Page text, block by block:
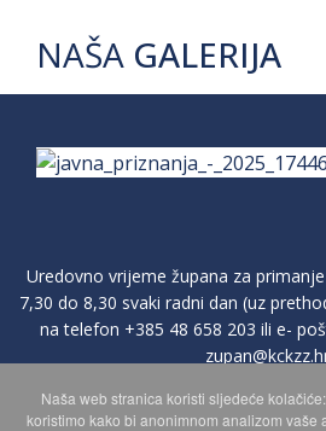
NAŠA GALERIJA
Uredovno vrijeme župana za
7,30 do 8,30 svaki radni dan (uz
na telefon +385 48 658 203 ili e-
Naša web stranica koristi sljedeće
koristimo kako bi anonimnom analizom vaše